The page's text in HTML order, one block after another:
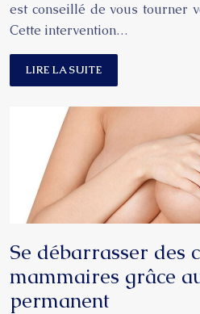
est conseillé de vous tourner
Cette intervention…
LIRE LA SUITE
Se débarrasser des
mammaires grâce
permanent